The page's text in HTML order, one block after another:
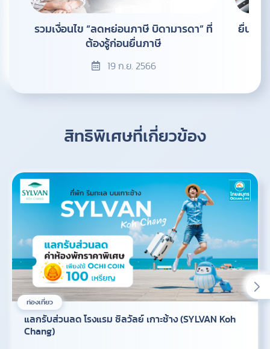
รวมเงื่อนไข “ลดหย่อนภาษี บิดามารดา” ที่
ต้องรู้ก่อนยื่นภาษี
19 ก.ย. 2566
ยื่นภาษี
สิทธิพิเศษที่เกี่ยวข้อง
ท่องเที่ยว
แลกรับส่วนลด โรงแรม ซิลวัลย์ เกาะช้าง (SYLVAN Koh
Chang)